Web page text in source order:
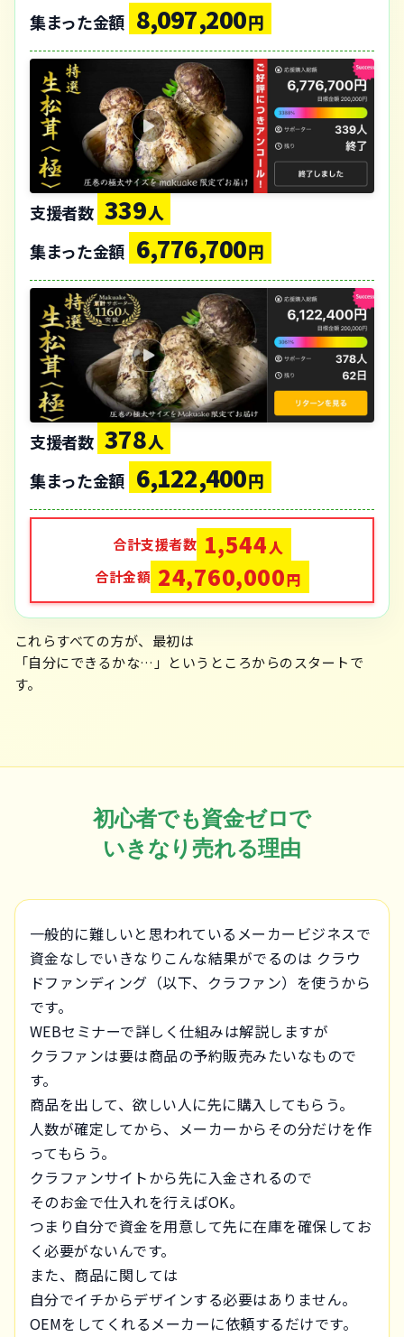
集まった金額 8,097,200円
支援者数 339人
集まった金額 6,776,700円
支援者数 378人
集まった金額 6,122,400円
合計支援者数 1,544人
合計金額 24,760,000円
これらすべての方が、最初は
「自分にできるかな…」というところからのスタートで
す。
初心者でも資金ゼロで
いきなり売れる理由
一般的に難しいと思われているメーカービジネスで
資金なしでいきなりこんな結果がでるのは クラウ
ドファンディング（以下、クラファン）を使うから
です。
WEBセミナーで詳しく仕組みは解説しますが
クラファンは要は商品の予約販売みたいなもので
す。
商品を出して、欲しい人に先に購入してもらう。
人数が確定してから、メーカーからその分だけを作
ってもらう。
クラファンサイトから先に入金されるので
そのお金で仕入れを行えばOK。
つまり自分で資金を用意して先に在庫を確保してお
く必要がないんです。
また、商品に関しては
自分でイチからデザインする必要はありません。
OEMをしてくれるメーカーに依頼するだけです。